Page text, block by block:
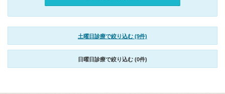
土曜日診療で絞り込む (9件)
日曜日診療で絞り込む (0件)